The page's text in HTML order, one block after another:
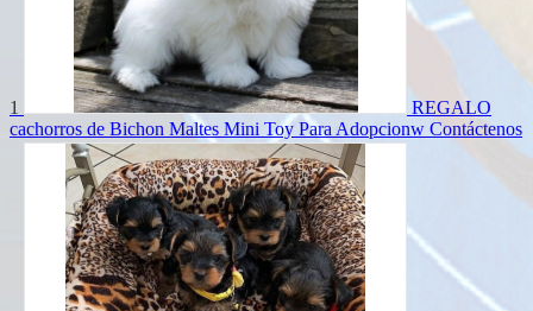
1
REGALO
cachorros de Bichon Maltes Mini Toy Para Adopcionw Contáctenos